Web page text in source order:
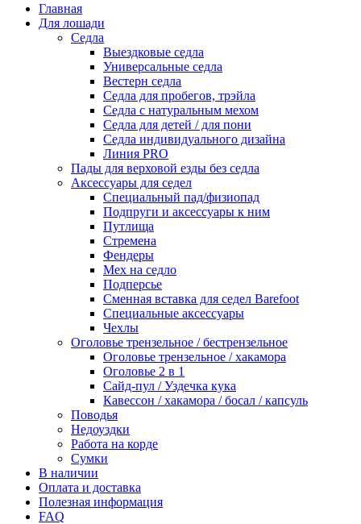
Главная
Для лошади
Седла
Выездковые седла
Универсальные седла
Вестерн седла
Седла для пробегов, трэйла
Седла с натуральным мехом
Седла для детей / для пони
Седла индивидуального дизайна
Линия PRO
Пады для верховой езды без седла
Аксессуары для седел
Специальный пад/физиопад
Подпруги и аксессуары к ним
Путлища
Стремена
Фендеры
Мех на седло
Подперсье
Сменная вставка для седел Barefoot
Специальные аксессуары
Чехлы
Оголовье трензельное / бестрензельное
Оголовье трензельное / хакамора
Оголовье 2 в 1
Сайд-пул / Уздечка кука
Кавессон / хакамора / босал / капсуль
Поводья
Недоуздки
Работа на корде
Сумки
В наличии
Оплата и доставка
Полезная информация
FAQ